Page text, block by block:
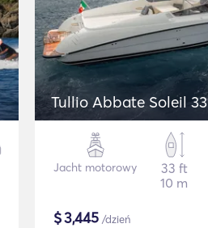
Tullio Abbate Soleil 33
Jacht motorowy
33 ft
10 m
$3,445 /dzień